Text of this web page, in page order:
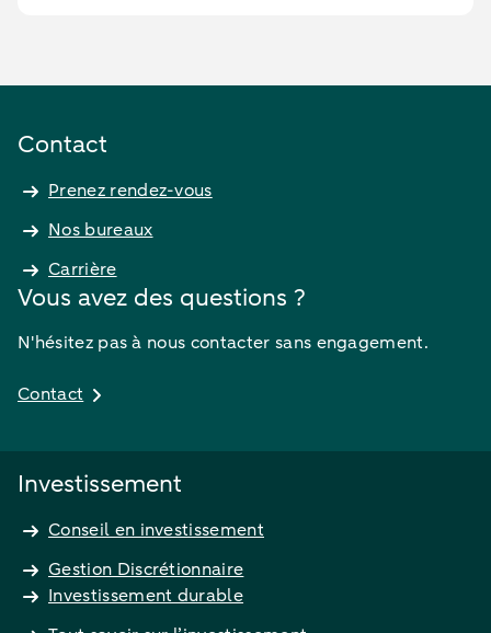
Contact
Prenez rendez-vous
Nos bureaux
Carrière
Vous avez des questions ?
N'hésitez pas à nous contacter sans engagement.
Contact
Investissement
Conseil en investissement
Gestion Discrétionnaire
Investissement durable